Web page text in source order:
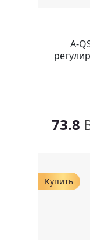
A-
73.8
Купить